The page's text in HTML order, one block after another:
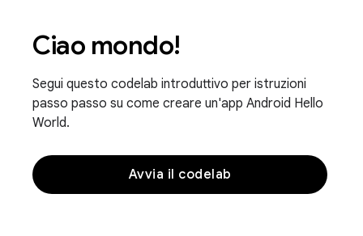
Ciao mondo!
Segui questo codelab introduttivo per istruzioni
passo passo su come creare un'app Android Hello
World.
Avvia il codelab